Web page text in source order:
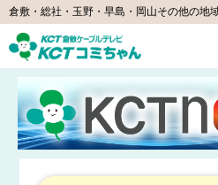
倉敷・総社・玉野・早島・岡山その他の地
KCTコミち